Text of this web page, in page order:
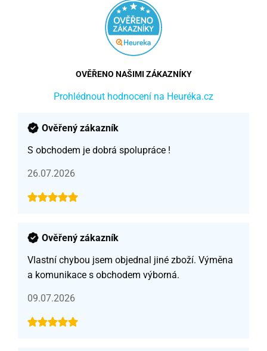
OVĚŘENO NAŠIMI ZÁKAZNÍKY
Prohlédnout hodnocení na Heuréka.cz
Ověřený zákazník
S obchodem je dobrá spolupráce !
26.07.2026
Ověřený zákazník
Vlastní chybou jsem objednal jiné zboží. Výměna
a komunikace s obchodem výborná.
09.07.2026